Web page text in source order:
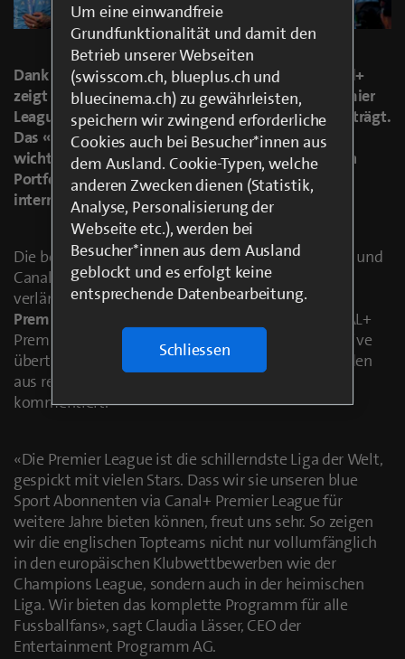
Dank der Verlängerung der Partnerschaft mit Canal+
zeigt blue Sport weiterhin den Kanal CANAL+ Premier
League, der die englische Premier League live überträgt.
Das «Home of Football» behält somit eine der
wichtigsten europäischen Ligen im umfangreichen
Portfolio. Zudem wird das Angebot um weitere
internationale Wettbewerbe erweitert.
Die bestehende Partnerschaft zwischen blue Sport und
Canal+ wurde vorerst um zwei Jahre bis 2027
verlängert. Damit hat blue Sport weiterhin100 %
Premier League
im Angebot: Über den Kanal CANAL+
Premier League wird wie bisher ein Teil der Spiele live
übertragen, der Rest zeitversetzt. Alle Partien werden
aus rechtlichen Gründen einzig auf Französisch
kommentiert.
«Die Premier League ist die schillerndste Liga der Welt,
gespickt mit vielen Stars. Dass wir sie unseren blue
Sport Abonnenten via Canal+ Premier League für
weitere Jahre bieten können, freut uns sehr. So zeigen
wir die englischen Topteams nicht nur vollumfänglich
in den europäischen Klubwettbewerben wie der
Champions League, sondern auch in der heimischen
Liga. Wir bieten das komplette Programm für alle
Fussballfans», sagt Claudia Lässer, CEO der
Entertainment Programm AG.
Um eine einwandfreie
Grundfunktionalität und damit den
Betrieb unserer Webseiten
(swisscom.ch, blueplus.ch und
bluecinema.ch) zu gewährleisten,
speichern wir zwingend erforderliche
Cookies auch bei Besucher*innen aus
dem Ausland. Cookie-Typen, welche
anderen Zwecken dienen (Statistik,
Analyse, Personalisierung der
Webseite etc.), werden bei
Besucher*innen aus dem Ausland
geblockt und es erfolgt keine
entsprechende Datenbearbeitung.
Schliessen